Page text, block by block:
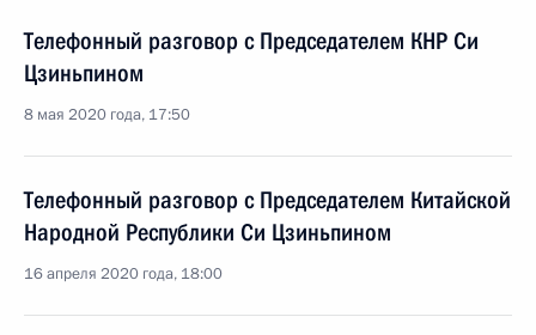
Телефонный разговор с Председателем КНР Си
Цзиньпином
8 мая 2020 года, 17:50
Телефонный разговор с Председателем Китайской
Народной Республики Си Цзиньпином
16 апреля 2020 года, 18:00